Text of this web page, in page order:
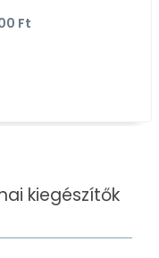
Ft
kiegészítők